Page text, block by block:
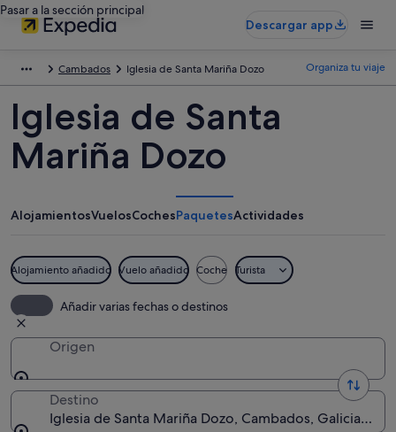
Pasar a la sección principal
Descargar app
Cambados Iglesia de Santa Mariña Dozo Organiza tu viaje
Iglesia de Santa
Mariña Dozo
AlojamientosVuelosCochesPaquetesActividades
Alojamiento añadido Vuelo añadido Coche Turista
Añadir varias fechas o destinos
Origen
Destino
Iglesia de Santa Mariña Dozo, Cambados, Galicia,